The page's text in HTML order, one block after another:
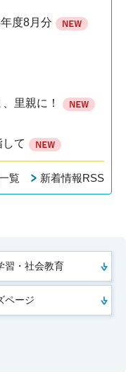
度8月分
里親に！
て
覧 新着情報RSS
習・社会教育
ページ